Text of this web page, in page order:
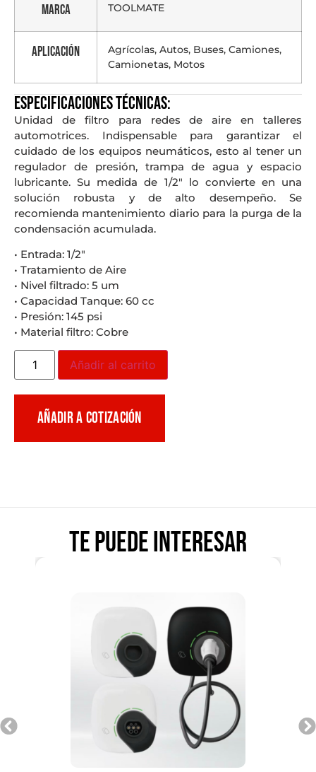
Marca TOOLMATE
Aplicación
Agrícolas, Autos, Buses, Camiones,
Camionetas, Motos
Especificaciones técnicas:
Unidad de filtro para redes de aire en talleres
automotrices. Indispensable para garantizar el
cuidado de los equipos neumáticos, esto al tener un
regulador de presión, trampa de agua y espacio
lubricante. Su medida de 1/2″ lo convierte en una
solución robusta y de alto desempeño. Se
recomienda mantenimiento diario para la purga de la
condensación acumulada.
• Entrada: 1/2″
• Tratamiento de Aire
• Nivel filtrado: 5 um
• Capacidad Tanque: 60 cc
• Presión: 145 psi
• Material filtro: Cobre
Añadir al carrito
AÑADIR A COTIZACIÓN
Te puede interesar